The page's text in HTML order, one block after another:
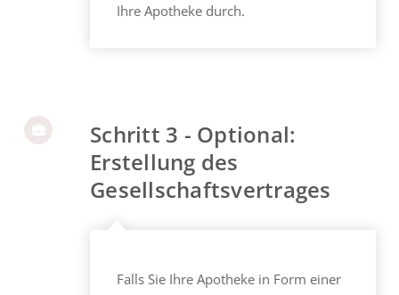
Ihre Apotheke durch.
Schritt 3 - Optional:
Erstellung des
Gesellschaftsvertrages
Falls Sie Ihre Apotheke in Form einer